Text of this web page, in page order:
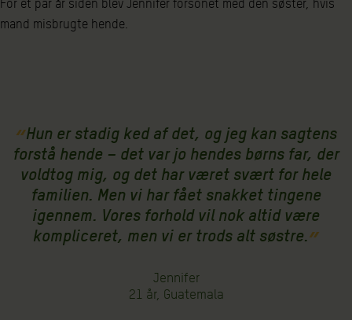
For et par år siden blev Jennifer forsonet med den søster, hvis
mand misbrugte hende.
Hun er stadig ked af det, og jeg kan sagtens
forstå hende – det var jo hendes børns far, der
voldtog mig, og det har været svært for hele
familien. Men vi har fået snakket tingene
igennem. Vores forhold vil nok altid være
kompliceret, men vi er trods alt søstre.
Jennifer
21 år, Guatemala